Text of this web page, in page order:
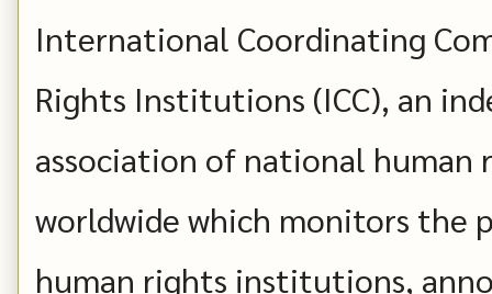
International Coordinating
Rights Institutions (ICC), an
association of national human
worldwide which monitors the
human rights institutions,